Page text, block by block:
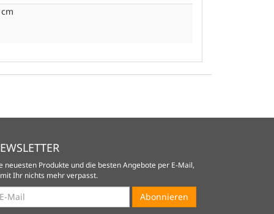
neuesten Produkte und die besten Angebote per E-Mail,
Ihr nichts mehr verpasst.
Abonnieren